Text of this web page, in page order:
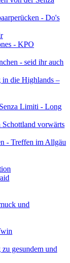
- Do's
- KPO
- seid ihr auch
in die Highlands –
Limiti - Long
vorwärts
- Treffen im Allgäu
und
gesundem und